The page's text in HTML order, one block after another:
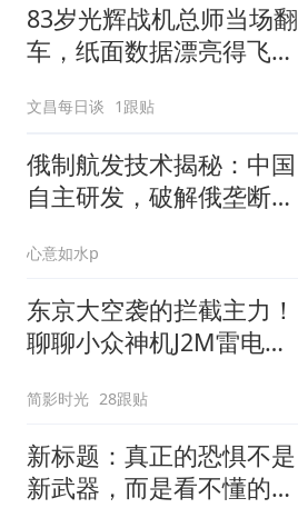
83岁光辉战机总师当场翻
车，纸面数据漂亮得飞不
文昌每日谈 1跟贴
俄制航发技术揭秘：中国
自主研发，破解俄垄断之
心意如水p
东京大空袭的拦截主力！
聊聊小众神机J2M雷电战
简影时光 28跟贴
新标题：真正的恐惧不是
新武器，而是看不懂的作